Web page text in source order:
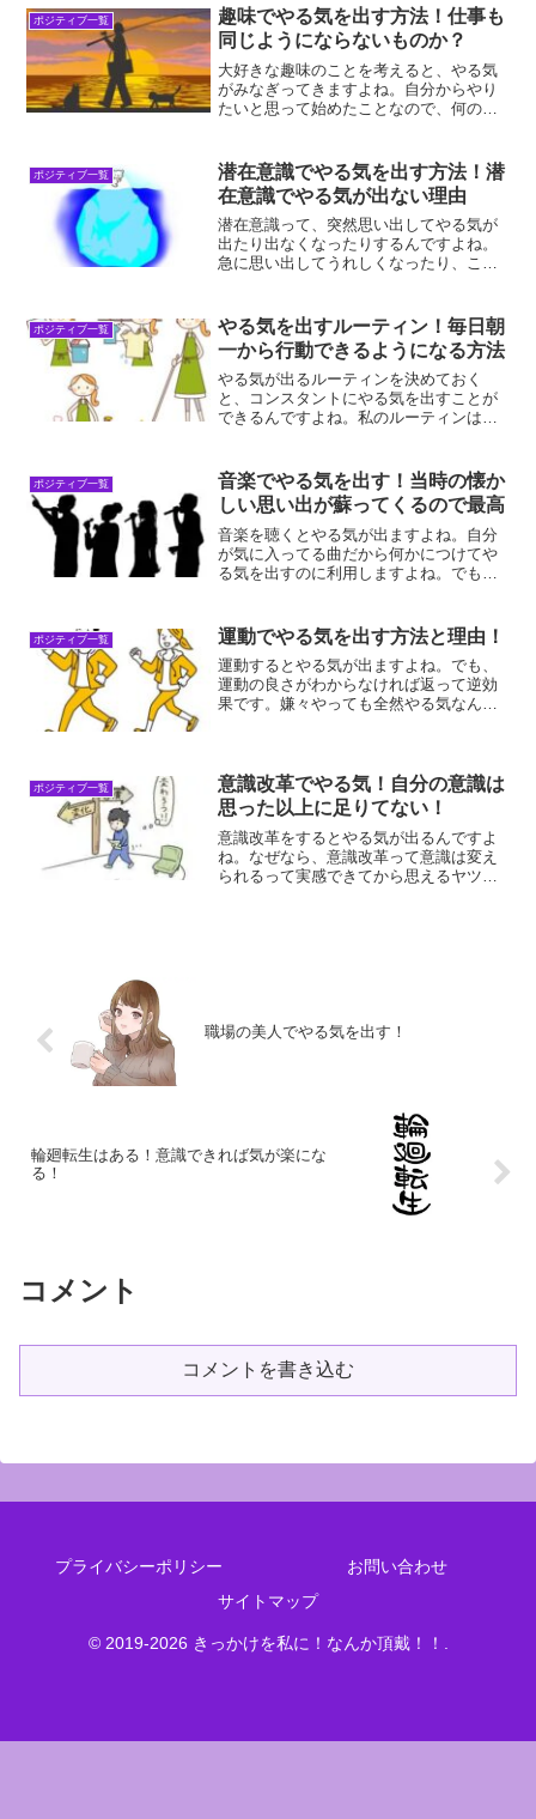
していると、一生懸命仕事をして絶対に
購入してやると頑張る意識...
ポジティブ一覧
趣味でやる気を出す方法！仕事も
同じようにならないものか？
大好きな趣味のことを考えると、やる気
がみなぎってきますよね。自分からやり
たいと思って始めたことなので、何の抵
れば、やりたくてしょうがない衝動に駆
られるんですよね。趣味で...
ポジティブ一覧
潜在意識でやる気を出す方法！潜
在意識でやる気が出ない理由
潜在意識って、突然思い出してやる気が
出たり出なくなったりするんですよね。
急に思い出してうれしくなったり、これ
ので、やる気を出すきっかけになるんで
すよ！潜在意識とは「潜在...
ポジティブ一覧
やる気を出すルーティン！毎日朝
一から行動できるようになる方法
やる気が出るルーティンを決めておく
と、コンスタントにやる気を出すことが
できるんですよね。私のルーティンは昔
日一日のやる気モードが確定する方法で
す！ルーティンでやる気が出...
ポジティブ一覧
音楽でやる気を出す！当時の懐か
しい思い出が蘇ってくるので最高
音楽を聴くとやる気が出ますよね。自分
が気に入ってる曲だから何かにつけてや
る気を出すのに利用しますよね。でも、
順番に色んな好きな曲を聴いてやる気を
出しているんですよね。音...
ポジティブ一覧 運動でやる気を出す方法と理由！
運動するとやる気が出ますよね。でも、
運動の良さがわからなければ返って逆効
果です。嫌々やっても全然やる気なんか
運動自体にポジティブな意...
ポジティブ一覧
意識改革でやる気！自分の意識は
思った以上に足りてない！
意識改革をするとやる気が出るんですよ
ね。なぜなら、意識改革って意識は変え
られるって実感できてから思えるヤツだ
職場の美人でやる気を出す！
輪廻転生はある！意識できれば気が楽にな
る！
コメント
コメントを書き込む
プライバシーポリシー
お問い合わせ
サイトマップ
© 2019-2026 きっかけを私に！なんか頂戴！！.